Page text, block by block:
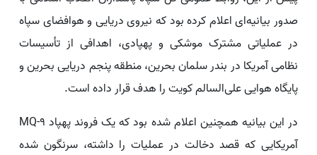
صدور بیانیه‌ای اعلام کرده بود که نیروی دریایی و هوافضای سپاه
در عملیاتی مشترک موشکی و پهپادی، اهدافی از تأسیسات
نظامی آمریکا در بندر سلمان بحرین، منطقه پنجم دریایی بحرین و
پایگاه هوایی علی‌السالم کویت را هدف قرار داده است.
در این بیانیه همچنین اعلام شده بود که یک فروند پهپاد MQ-9
آمریکایی که قصد دخالت در عملیات را داشته، سرنگون شده